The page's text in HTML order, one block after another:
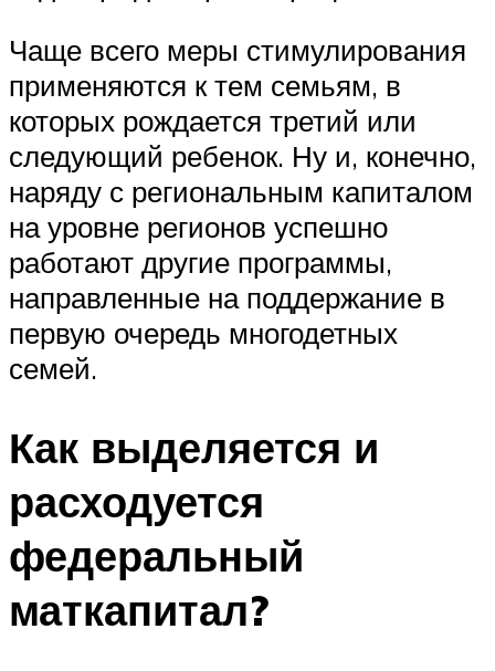
Чаще всего меры стимулирования
применяются к тем семьям, в
которых рождается третий или
следующий ребенок. Ну и, конечно,
наряду с региональным капиталом
на уровне регионов успешно
работают другие программы,
направленные на поддержание в
первую очередь многодетных
семей.
Как выделяется и
расходуется
федеральный
маткапитал?